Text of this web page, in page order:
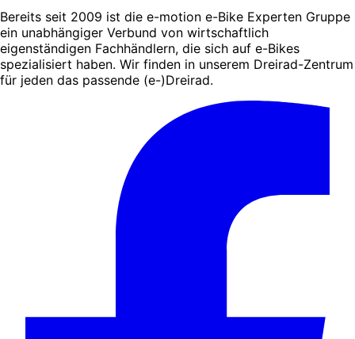
Bereits seit 2009 ist die e-motion e-Bike Experten Gruppe
ein unabhängiger Verbund von wirtschaftlich
eigenständigen Fachhändlern, die sich auf e-Bikes
spezialisiert haben. Wir finden in unserem Dreirad-Zentrum
für jeden das passende (e-)Dreirad.